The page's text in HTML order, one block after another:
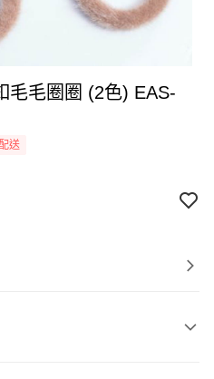
圈圈 (2色) EAS-
送